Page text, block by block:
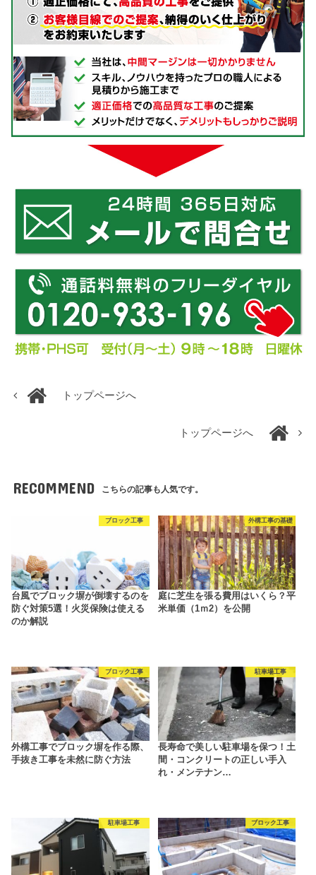
トップページへ
トップページへ
RECOMMEND こちらの記事も人気です。
ブロック工事
台風でブロック塀が倒壊するのを
防ぐ対策5選！火災保険は使える
のか解説
外構工事の基礎
庭に芝生を張る費用はいくら？平
米単価（1ｍ2）を公開
ブロック工事
外構工事でブロック塀を作る際、
手抜き工事を未然に防ぐ方法
駐車場工事
長寿命で美しい駐車場を保つ！土
間・コンクリートの正しい手入
れ・メンテナン…
駐車場工事 ブロック工事